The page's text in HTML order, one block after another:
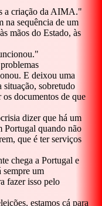
a criação da AIMA."
na sequência de um
mãos do Estado, às
"
E deixou uma
situação, sobretudo
os documentos de que
dizer que há um
Portugal quando não
que é ter serviços
chega a Portugal e
sempre um
fazer isso pelo
estamos cá para